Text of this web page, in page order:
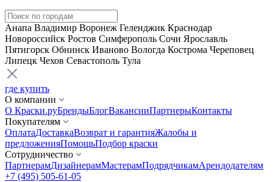
Анапа Владимир Воронеж Геленджик Краснодар
Новороссийск Ростов Симферополь Сочи Ярославль
Пятигорск Обнинск Иваново Вологда Кострома Череповец
Липецк Чехов Севастополь Тула
где купить
О компании
О Краски.руБрендыБлогВакансииПартнерыКонтакты
Покупателям
ОплатаДоставкаВозврат и гарантияЖалобы и
предложенияПомощьПодбор краски
Сотрудничество
ПартнерамДизайнерамМастерамПодрядчикамАрендодателям
+7 (495) 505-61-05